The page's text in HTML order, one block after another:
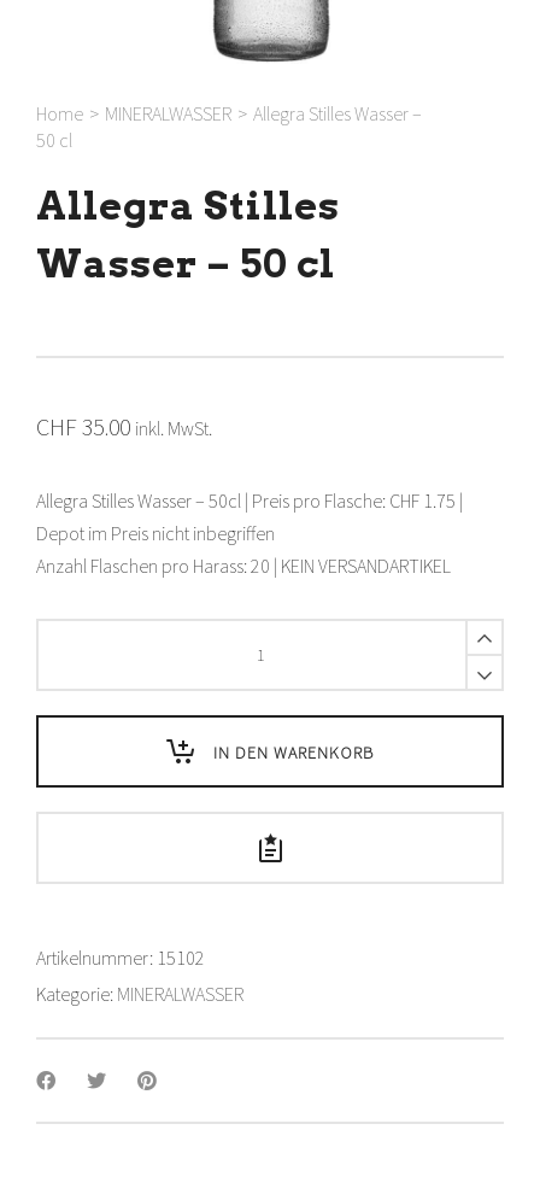
Home > MINERALWASSER > Allegra Stilles Wasser –
50 cl
Allegra Stilles
Wasser – 50 cl
CHF35.00 inkl. MwSt.
Allegra Stilles Wasser – 50cl | Preis pro Flasche: CHF 1.75 |
Depot im Preis nicht inbegriffen
Anzahl Flaschen pro Harass: 20 | KEIN VERSANDARTIKEL
Wasser
-
quantity
IN DEN WARENKORB
Artikelnummer: 15102
Kategorie: MINERALWASSER